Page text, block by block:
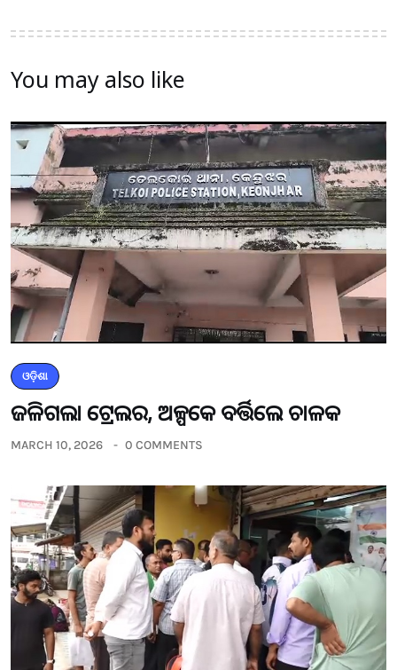
You may also like
ଓଡ଼ିଶା
ଜଳିଗଲା ଟ୍ରେଲର, ଅଳ୍ପକେ ବର୍ତ୍ତିଲେ ଚାଳକ
MARCH 10, 2026 0 COMMENTS